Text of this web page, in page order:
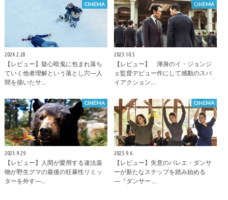
CINEMA
2024.2.28
【レビュー】疑心暗鬼に包まれ落ち
ていく他者理解という落とし穴―人
間を描いたサ…
CINEMA
2023.10.5
【レビュー】 渾身のイ・ジョンジ
ェ監督デビュー作にして感動のスパ
イアクション…
CINEMA
2023.9.29
【レビュー】人間が愛用する違法薬
物が野生グマの最後の狂暴性リミッ
ターを外す―…
CINEMA
2023.9.6
【レビュー】失意のバレエ・ダンサ
ーが新たなステップを踏み始める
―『ダンサー …